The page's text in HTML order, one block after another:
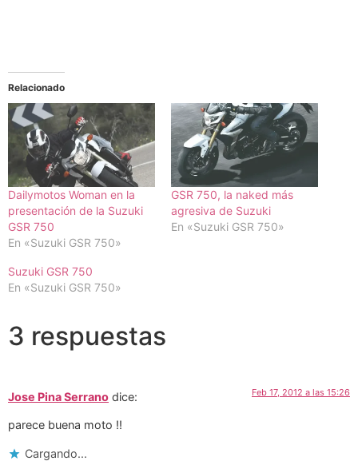
Relacionado
Dailymotos Woman en la
presentación de la Suzuki
GSR 750
En «Suzuki GSR 750»
GSR 750, la naked más
agresiva de Suzuki
En «Suzuki GSR 750»
Suzuki GSR 750
En «Suzuki GSR 750»
3 respuestas
Jose Pina Serrano dice: Feb 17, 2012 a las 15:26
parece buena moto !!
Cargando...